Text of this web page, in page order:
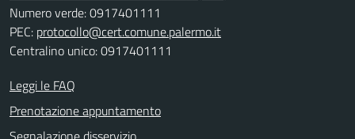
Numero verde: 0917401111
PEC: protocollo@cert.comune.palermo.it
Centralino unico: 0917401111
Leggi le FAQ
Prenotazione appuntamento